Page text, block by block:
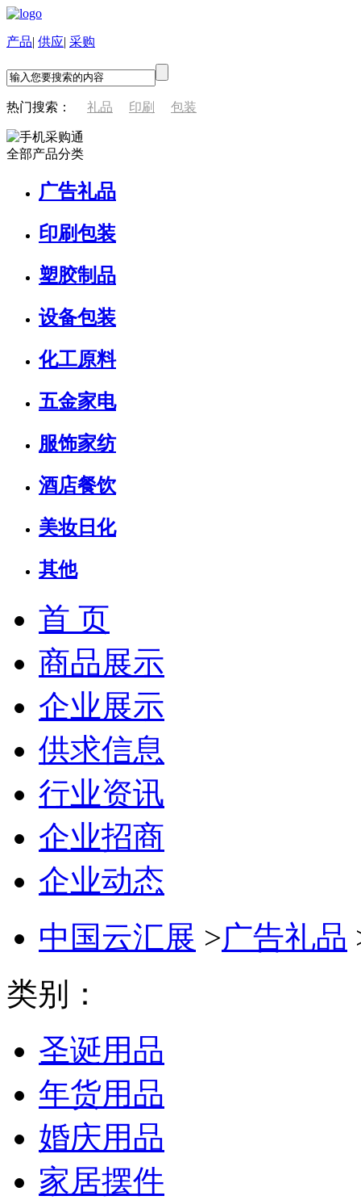
产品| 供应| 采购
热门搜索： 礼品 印刷 包装
全部产品分类
广告礼品
印刷包装
塑胶制品
设备包装
化工原料
五金家电
服饰家纺
酒店餐饮
美妆日化
其他
首 页
商品展示
企业展示
供求信息
行业资讯
企业招商
企业动态
中国云汇展 >广告礼品
类别：
圣诞用品
年货用品
婚庆用品
家居摆件